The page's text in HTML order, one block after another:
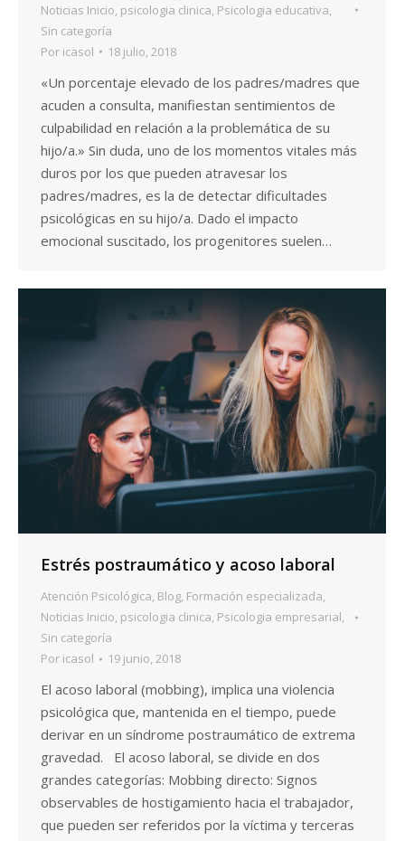
Noticias Inicio, psicologia clinica, Psicologia educativa,
Sin categoría
Por icasol 18 julio, 2018
«Un porcentaje elevado de los padres/madres que
acuden a consulta, manifiestan sentimientos de
culpabilidad en relación a la problemática de su
hijo/a.» Sin duda, uno de los momentos vitales más
duros por los que pueden atravesar los
padres/madres, es la de detectar dificultades
psicológicas en su hijo/a. Dado el impacto
emocional suscitado, los progenitores suelen…
Estrés postraumático y acoso laboral
Atención Psicológica, Blog, Formación especializada,
Noticias Inicio, psicologia clinica, Psicologia empresarial,
Sin categoría
Por icasol 19 junio, 2018
El acoso laboral (mobbing), implica una violencia
psicológica que, mantenida en el tiempo, puede
derivar en un síndrome postraumático de extrema
gravedad. El acoso laboral, se divide en dos
grandes categorías: Mobbing directo: Signos
observables de hostigamiento hacia el trabajador,
que pueden ser referidos por la víctima y terceras